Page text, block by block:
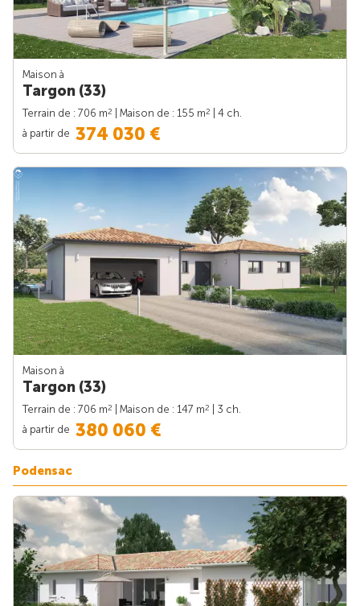
Maison à
Targon (33)
Terrain de : 706 m2 | Maison de : 155 m2
| 4 ch.
à partir de 374 030 €
Maison à
Targon (33)
Terrain de : 706 m2 | Maison de : 147 m2
| 3 ch.
à partir de 380 060 €
Podensac